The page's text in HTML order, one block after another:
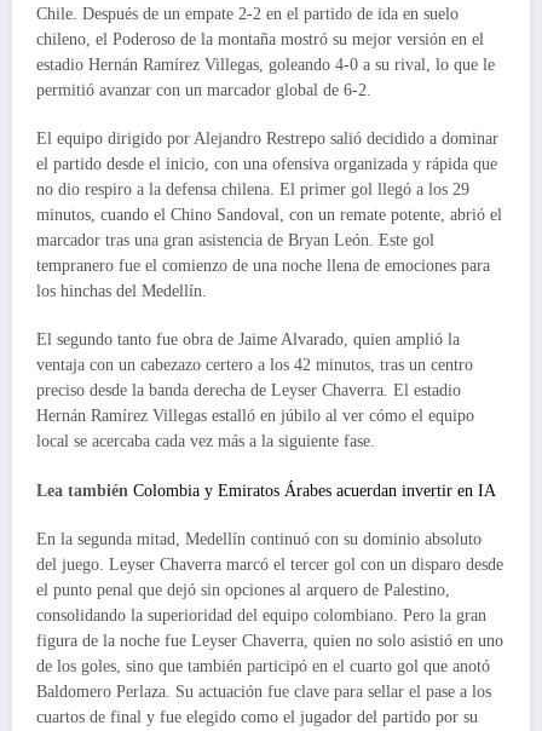
Chile. Después de un empate 2-2 en el partido de ida en suelo
chileno, el Poderoso de la montaña mostró su mejor versión en el
estadio Hernán Ramírez Villegas, goleando 4-0 a su rival, lo que le
permitió avanzar con un marcador global de 6-2.
El equipo dirigido por Alejandro Restrepo salió decidido a dominar
el partido desde el inicio, con una ofensiva organizada y rápida que
no dio respiro a la defensa chilena. El primer gol llegó a los 29
minutos, cuando el Chino Sandoval, con un remate potente, abrió el
marcador tras una gran asistencia de Bryan León. Este gol
tempranero fue el comienzo de una noche llena de emociones para
los hinchas del Medellín.
El segundo tanto fue obra de Jaime Alvarado, quien amplió la
ventaja con un cabezazo certero a los 42 minutos, tras un centro
preciso desde la banda derecha de Leyser Chaverra. El estadio
Hernán Ramírez Villegas estalló en júbilo al ver cómo el equipo
local se acercaba cada vez más a la siguiente fase.
Lea también Colombia y Emiratos Árabes acuerdan invertir en IA
En la segunda mitad, Medellín continuó con su dominio absoluto
del juego. Leyser Chaverra marcó el tercer gol con un disparo desde
el punto penal que dejó sin opciones al arquero de Palestino,
consolidando la superioridad del equipo colombiano. Pero la gran
figura de la noche fue Leyser Chaverra, quien no solo asistió en uno
de los goles, sino que también participó en el cuarto gol que anotó
Baldomero Perlaza. Su actuación fue clave para sellar el pase a los
cuartos de final y fue elegido como el jugador del partido por su